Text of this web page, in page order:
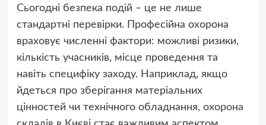
Сьогодні безпека подій – це не лише
стандартні перевірки. Професійна охорона
враховує численні фактори: можливі ризики,
кількість учасників, місце проведення та
навіть специфіку заходу. Наприклад, якщо
йдеться про зберігання матеріальних
цінностей чи технічного обладнання, охорона